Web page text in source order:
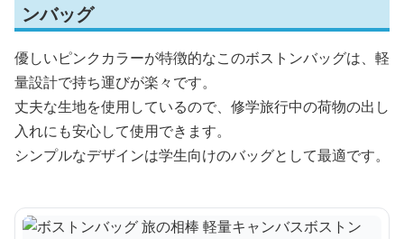
ンバッグ
優しいピンクカラーが特徴的なこのボストンバッグは、軽
量設計で持ち運びが楽々です。
丈夫な生地を使用しているので、修学旅行中の荷物の出し
入れにも安心して使用できます。
シンプルなデザインは学生向けのバッグとして最適です。